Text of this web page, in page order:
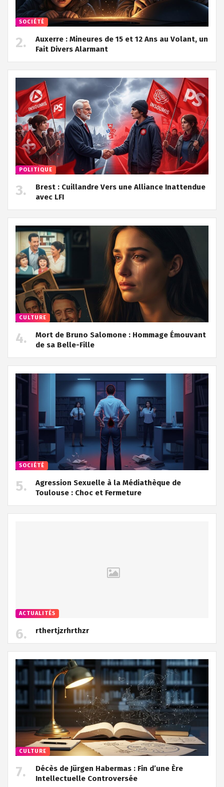
SOCIÉTÉ
Auxerre : Mineures de 15 et 12 Ans au Volant, un
Fait Divers Alarmant
POLITIQUE
Brest : Cuillandre Vers une Alliance Inattendue
avec LFI
CULTURE
Mort de Bruno Salomone : Hommage Émouvant
de sa Belle-Fille
SOCIÉTÉ
Agression Sexuelle à la Médiathèque de
Toulouse : Choc et Fermeture
ACTUALITÉS
rthertjzrhrthzr
CULTURE
Décès de Jürgen Habermas : Fin d’une Ère
Intellectuelle Controversée